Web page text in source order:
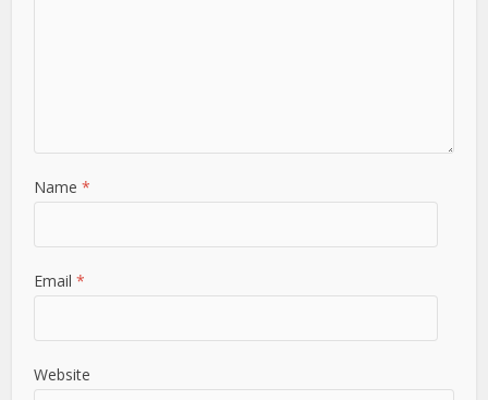
Name*
Email*
Website